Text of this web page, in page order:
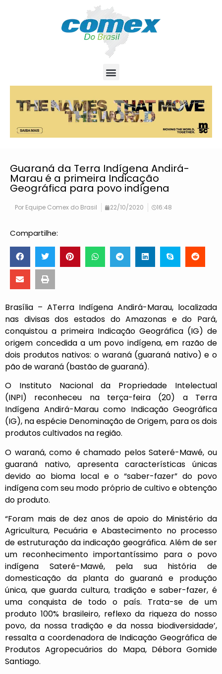
Guaraná da Terra Indígena Andirá-
Marau é a primeira Indicação
Geográfica para povo indígena
Por Equipe Comex do Brasil 22/10/2020 16:48
Compartilhe:
Brasília – ATerra Indígena Andirá-Marau, localizada
nas divisas dos estados do Amazonas e do Pará,
conquistou a primeira Indicação Geográfica (IG) de
origem concedida a um povo indígena, em razão de
dois produtos nativos: o waraná (guaraná nativo) e o
pão de waraná (bastão de guaraná).
O Instituto Nacional da Propriedade Intelectual
(INPI) reconheceu na terça-feira (20) a Terra
Indígena Andirá-Marau como Indicação Geográfica
(IG), na espécie Denominação de Origem, para os dois
produtos cultivados na região.
O waraná, como é chamado pelos Sateré-Mawé, ou
guaraná nativo, apresenta características únicas
devido ao bioma local e o “saber-fazer” do povo
indígena com seu modo próprio de cultivo e obtenção
do produto.
“Foram mais de dez anos de apoio do Ministério da
Agricultura, Pecuária e Abastecimento no processo
de estruturação da indicação geográfica. Além de ser
um reconhecimento importantíssimo para o povo
indígena Sateré-Mawé, pela sua história de
domesticação da planta do guaraná e produção
única, que guarda cultura, tradição e saber-fazer, é
uma conquista de todo o país. Trata-se de um
produto 100% brasileiro, reflexo da riqueza do nosso
povo, da nossa tradição e da nossa biodiversidade’,
ressalta a coordenadora de Indicação Geográfica de
Produtos Agropecuários do Mapa, Débora Gomide
Santiago.